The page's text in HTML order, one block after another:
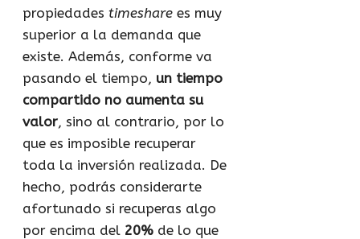
propiedades timeshare es muy
superior a la demanda que
existe. Además, conforme va
pasando el tiempo, un tiempo
compartido no aumenta su
valor, sino al contrario, por lo
que es imposible recuperar
toda la inversión realizada. De
hecho, podrás considerarte
afortunado si recuperas algo
por encima del 20% de lo que